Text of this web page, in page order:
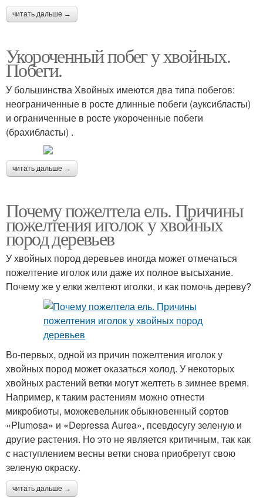
читать дальше →
Укороченный побег у хвойных.
Побеги.
У большинства Хвойных имеются два типа побегов:
неограниченные в росте длинные побеги (ауксибласты)
и ограниченные в росте укороченные побеги
(брахибласты) .
читать дальше →
Почему пожелтела ель. Причины
пожелтения иголок у хвойных
пород деревьев
У хвойных пород деревьев иногда может отмечаться
пожелтение иголок или даже их полное высыхание.
Почему же у елки желтеют иголки, и как помочь дереву?
Во-первых, одной из причин пожелтения иголок у
хвойных пород может оказаться холод. У некоторых
хвойных растений ветки могут желтеть в зимнее время.
Например, к таким растениям можно отнести
микробиоты, можжевельник обыкновенный сортов
«Plumosa» и «Depressa Aurea», псевдосугу зеленую и
другие растения. Но это не является критичным, так как
с наступлением весны ветки снова приобретут свою
зеленую окраску.
читать дальше →